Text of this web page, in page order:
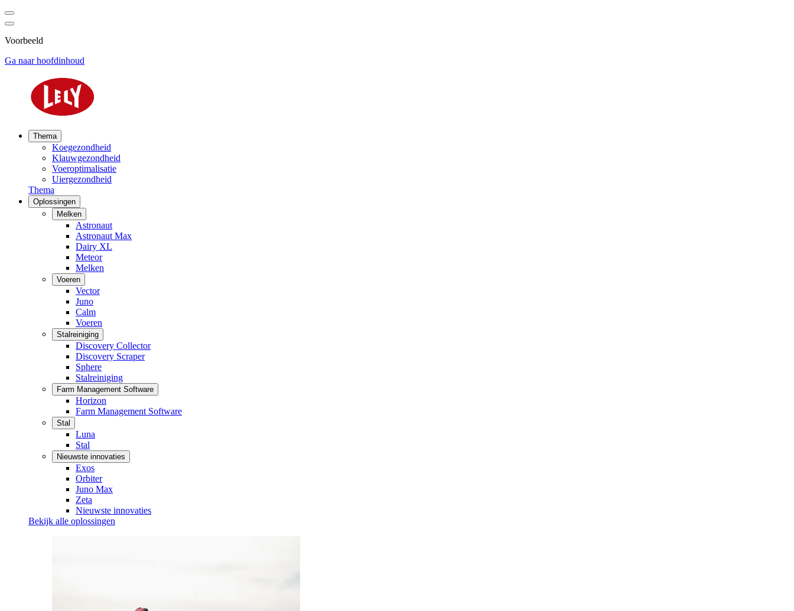
Voorbeeld
Ga naar hoofdinhoud
Thema
Koegezondheid
Klauwgezondheid
Voeroptimalisatie
Uiergezondheid
Thema
Oplossingen
Melken
Astronaut
Astronaut Max
Dairy XL
Meteor
Melken
Voeren
Vector
Juno
Calm
Voeren
Stalreiniging
Discovery Collector
Discovery Scraper
Sphere
Stalreiniging
Farm Management Software
Horizon
Farm Management Software
Stal
Luna
Stal
Nieuwste innovaties
Exos
Orbiter
Juno Max
Zeta
Nieuwste innovaties
Bekijk alle oplossingen